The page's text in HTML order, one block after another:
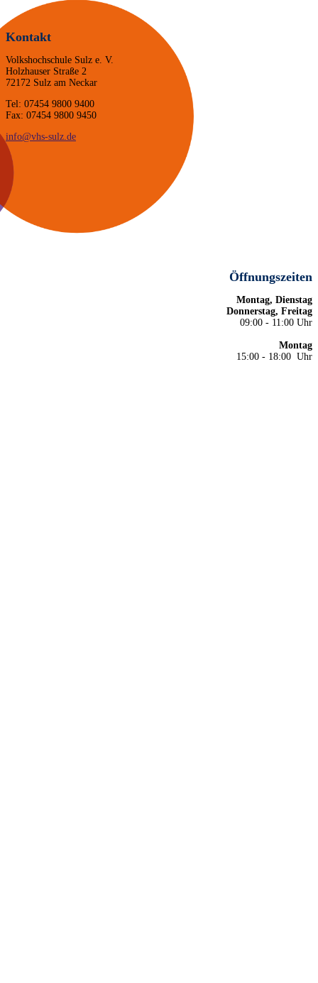
Kontakt
Volkshochschule Sulz e. V.
Holzhauser Straße 2
72172 Sulz am Neckar
Tel: 07454 9800 9400
Fax: 07454 9800 9450
info@vhs-sulz.de
Öffnungszeiten
Montag, Dienstag
Donnerstag, Freitag
09:00 - 11:00 Uhr
Montag
15:00 - 18:00 Uhr